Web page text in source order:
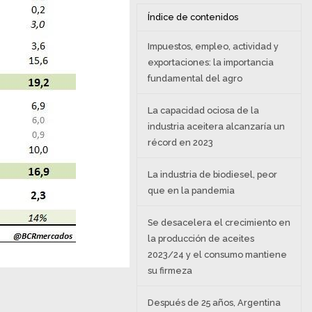
Índice de contenidos
Impuestos, empleo, actividad y
exportaciones: la importancia
fundamental del agro
La capacidad ociosa de la
industria aceitera alcanzaría un
récord en 2023
La industria de biodiesel, peor
que en la pandemia
Se desacelera el crecimiento en
la producción de aceites
2023/24 y el consumo mantiene
su firmeza
Después de 25 años, Argentina